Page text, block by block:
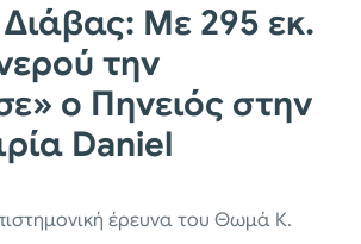
Με 295 εκ.
την
ο Πηνειός στην
Daniel
έρευνα του Θωμά Κ.